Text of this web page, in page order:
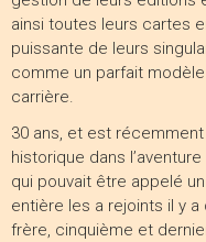
ainsi toutes leurs cartes
puissante de leurs
comme un parfait
carrière.
30 ans, et est récemment
historique dans
qui pouvait être appelé
entière les a rejoints il y
frère, cinquième et